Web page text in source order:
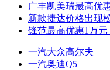
广丰凯美瑞最高优
新款捷达价格出现
锋范最高优惠1万
一汽大众高尔夫
一汽奥迪Q5